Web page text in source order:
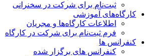
ثبت‌نام برای شرکت در سخنرانی
کارگاه‌های آموزشی
اطلاعات کارگاه‌ها و مجریان
فرم ثبت‌نام برای شرکت در کارگاه
کنفرانس ها
کنفرانس های برگزار شده